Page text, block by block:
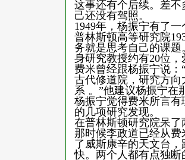
这事还有个后续。差
己还没有驾照。
1949年，杨振宁有了
普林斯顿高等研究院
务就是思考自己的课
身研究教授约有20位
费米曾经跟杨振宁说
古代修道院，研究方
系 。”他建议杨振宁在
杨振宁觉得费米所言
的几项研究发现。
在普林斯顿研究院呆
那时候李政道已经从
了威斯康辛的天文台
快。两个人都有点独